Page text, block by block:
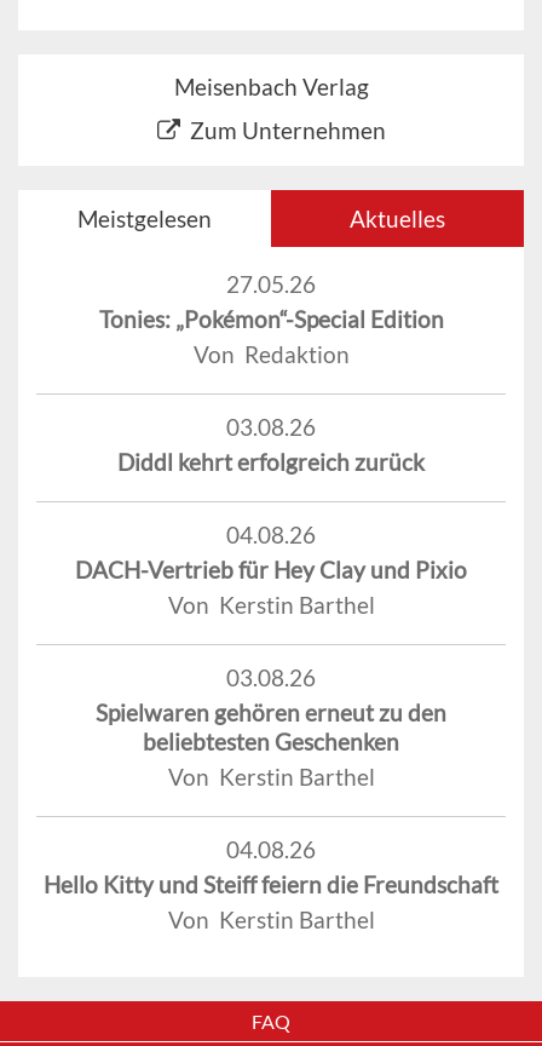
Meisenbach Verlag
Zum Unternehmen
Meistgelesen Aktuelles
27.05.26
Tonies: „Pokémon“-Special Edition
Von Redaktion
03.08.26
Diddl kehrt erfolgreich zurück
04.08.26
DACH-Vertrieb für Hey Clay und Pixio
Von Kerstin Barthel
03.08.26
Spielwaren gehören erneut zu den
beliebtesten Geschenken
Von Kerstin Barthel
04.08.26
Hello Kitty und Steiff feiern die Freundschaft
Von Kerstin Barthel
FAQ